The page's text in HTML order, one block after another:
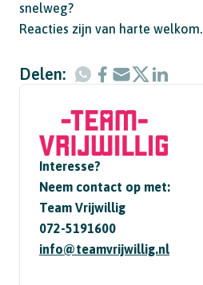
snelweg?
Reacties zijn van harte welkom.
Delen:
Interesse?
Neem contact op met:
Team Vrijwillig
072-5191600
info@teamvrijwillig.nl